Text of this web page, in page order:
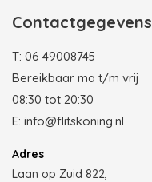
Contactgegevens
T: 06 49008745
Bereikbaar ma t/m vrij
08:30 tot 20:30
E: info@flitskoning.nl
Adres
Laan op Zuid 822,